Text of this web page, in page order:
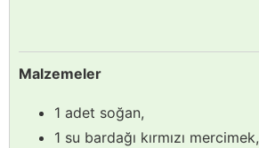
Malzemeler
1 adet soğan,
1 su bardağı kırmızı mercimek,